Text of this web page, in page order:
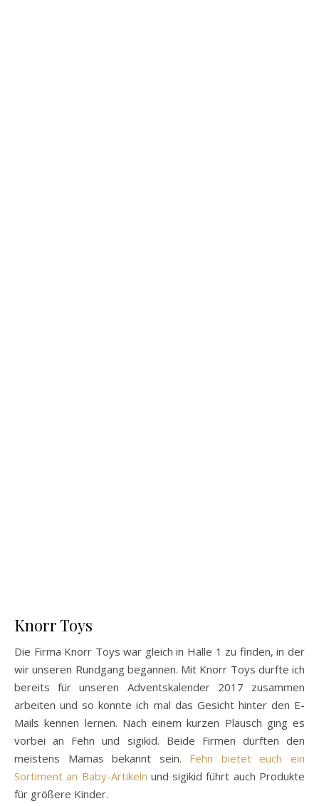
Knorr Toys
Die Firma Knorr Toys war gleich in Halle 1 zu finden, in der
wir unseren Rundgang begannen. Mit Knorr Toys durfte ich
bereits für unseren Adventskalender 2017 zusammen
arbeiten und so konnte ich mal das Gesicht hinter den E-
Mails kennen lernen. Nach einem kurzen Plausch ging es
vorbei an Fehn und sigikid. Beide Firmen dürften den
meistens Mamas bekannt sein. Fehn bietet euch ein
Sortiment an Baby-Artikeln und sigikid führt auch Produkte
für größere Kinder.